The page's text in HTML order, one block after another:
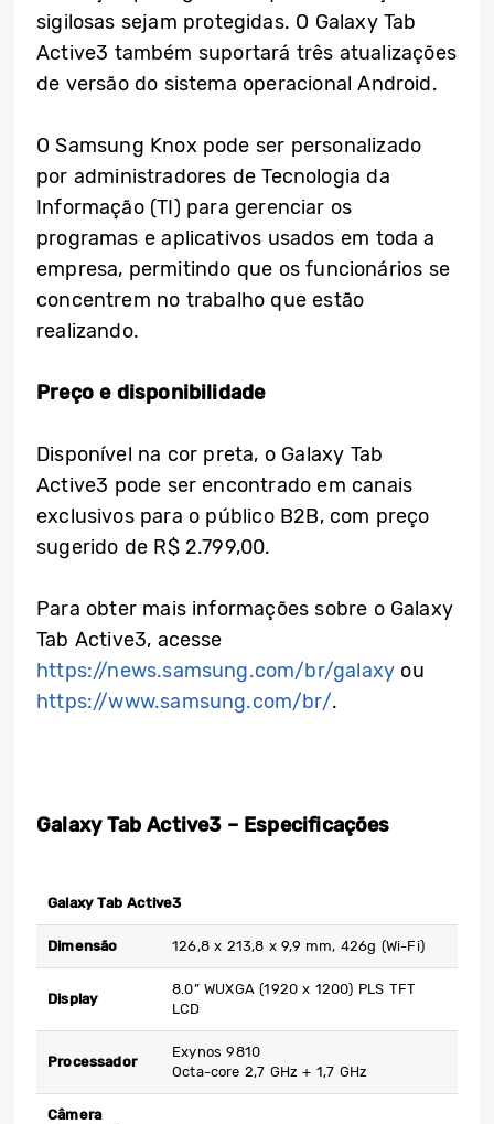
sigilosas sejam protegidas. O Galaxy Tab
Active3 também suportará três atualizações
de versão do sistema operacional Android.
O Samsung Knox pode ser personalizado
por administradores de Tecnologia da
Informação (TI) para gerenciar os
programas e aplicativos usados ​​em toda a
empresa, permitindo que os funcionários se
concentrem no trabalho que estão
realizando.
Preço e disponibilidade
Disponível na cor preta, o Galaxy Tab
Active3 pode ser encontrado em canais
exclusivos para o público B2B, com preço
sugerido de R$ 2.799,00.
Para obter mais informações sobre o Galaxy
Tab Active3, acesse
https://news.samsung.com/br/galaxy ou
https://www.samsung.com/br/.
Galaxy Tab Active3 – Especificações
Galaxy Tab Active3
Dimensão 126,8 x 213,8 ​​x 9,9 mm, 426g (Wi-Fi)
Display
8.0” WUXGA (1920 x 1200) PLS TFT
LCD
Processador
Exynos 9810
Octa-core 2,7 GHz + 1,7 GHz
Câmera